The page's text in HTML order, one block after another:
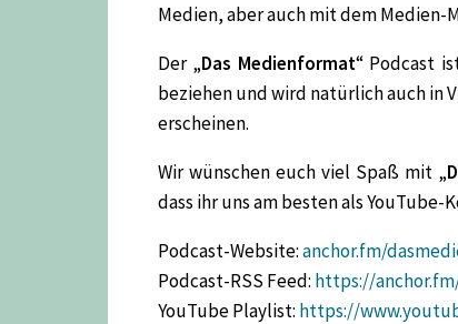
Medien, aber auch mit dem Medien-
Der „Das Medienformat“ Podcast
beziehen und wird natürlich auch in
erscheinen.
Wir wünschen euch viel Spaß mit „
dass ihr uns am besten als
Podcast-Website:anchor.fm/
Podcast-RSS Feed: https://
YouTube Playlist: https://